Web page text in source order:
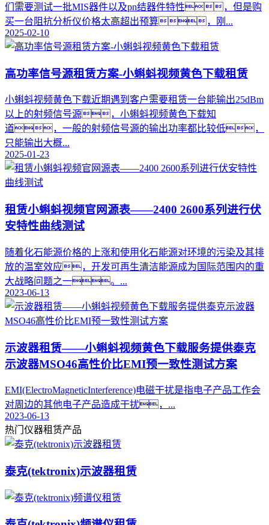
们需要测试一批MIS器件以及pn结器件特性，但是购
买一台阻抗分析仪价格太高超出预算，刚...
2025-02-10
高功率信号源租赁方案-小蝌蚪视频黄色下载租赁
小蝌蚪视频黄色下载近期遇到客户需要租赁一台能输出25dBm
以上的射频信号源，小蝌蚪视频黄色下载知
道，一般的射频信号源的输出功率都比较低，
只能输出大概...
2025-01-23
租赁小蝌蚪视频官网源表——2400 2600系列进行伏
安特性曲线测试
随着化石能源价格的上涨和使用化石能源对环境的污染及其排
放的温室效应，开发可再生清洁能源成为国际范围内的重
大战略问题之一。...
2023-06-13
示波器租赁——小蝌蚪视频黄色下载服务提供泰克
示波器MSO46高性价比EMI预一致性测试方案
EMI(ElectroMagneticInterference)电磁干扰是指电子产品工作会
对周边的其他电子产品造成干扰，...
2023-06-13
热门仪器租赁产品
泰克(tektronix)示波器租赁